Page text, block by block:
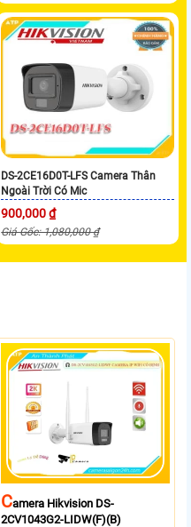
DS-2CE16D0T-LFS Camera Thân
Ngoài Trời Có Mic
900,000 ₫
Giá Gốc: 1,080,000 ₫
CAmera Hikvision DS-
2CV1043G2-LIDW(F)(B)